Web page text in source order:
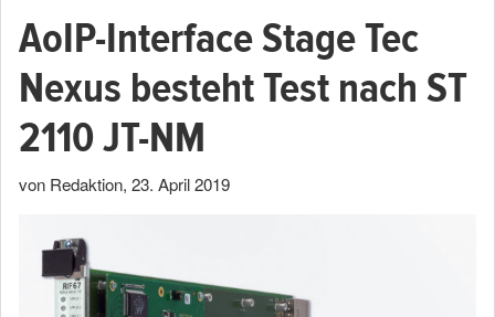
AoIP-Interface Stage Tec
Nexus besteht Test nach ST
2110 JT-NM
von Redaktion, 23. April 2019